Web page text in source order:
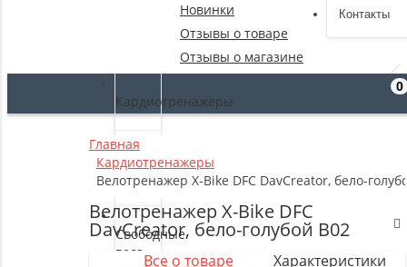
Контакты
Новинки
Отзывы о товаре
Отзывы о магазине
Кардиотренажеры
Силовые
тренажеры
Свободные
веса
0
Главная
Кардиотренажеры
Велотренажер X-Bike DFC DavCreator, бело-
Велотренажер X-Bike DFC
DavCreator, бело-голубой B02
Все о товаре Характеристики